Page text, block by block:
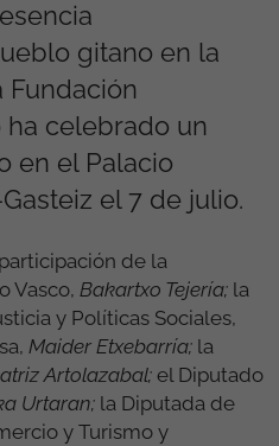
gitano en la
Fundación
ha celebrado un
en el Palacio
el 7 de julio.
de la
Vasco, Bakartxo Tejería; la
y Políticas Sociales,
Maider Etxebarría; la
Artolazabal; el Diputado
Urtaran; la Diputada de
y Turismo y